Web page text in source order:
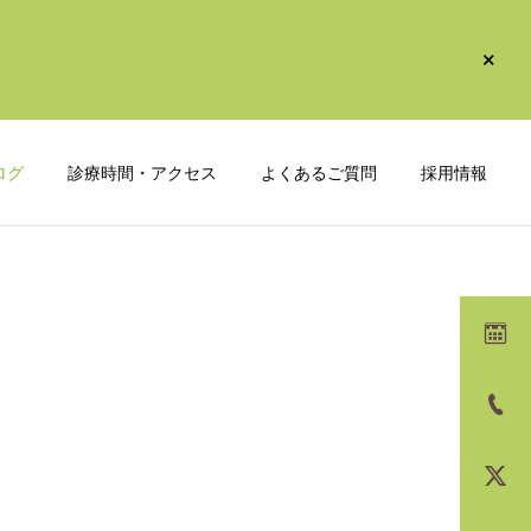
グ 診療時間・アクセス よくあるご質問 採用情報
総合診療入門書『ジェネラ